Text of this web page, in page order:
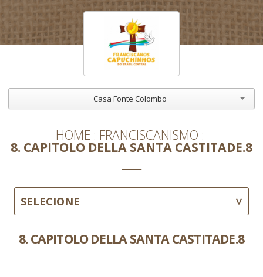
Casa Fonte Colombo
HOME FRANCISCANISMO
8. CAPITOLO DELLA SANTA CASTITADE.8
SELECIONE
8. CAPITOLO DELLA SANTA CASTITADE.8